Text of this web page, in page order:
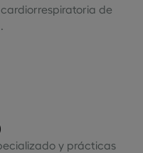
de
y prácticas